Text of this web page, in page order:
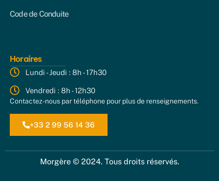
Code de Conduite
Horaires
Lundi - Jeudi : 8h - 17h30
Vendredi : 8h - 12h30
Contactez-nous par téléphone pour plus de renseignements.
+33 2 99 56 14 36
Morgère © 2024. Tous droits réservés.